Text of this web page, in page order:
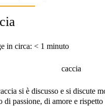
in circa: < 1 minuto
si è discusso e si discute
di passione, di amore e